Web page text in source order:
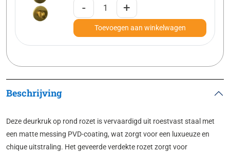
- +
Toevoegen aan winkelwagen
Beschrijving
Deze deurkruk op rond rozet is vervaardigd uit roestvast staal met
een matte messing PVD-coating, wat zorgt voor een luxueuze en
chique uitstraling. Het geveerde verdekte rozet zorgt voor